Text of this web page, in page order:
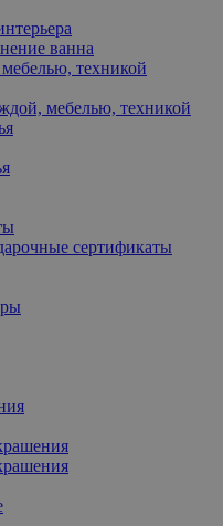
ванна
техникой
мебелью, техникой
сертификаты